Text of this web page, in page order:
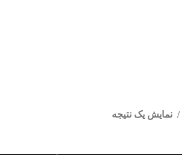
نمایش یک نتیجه